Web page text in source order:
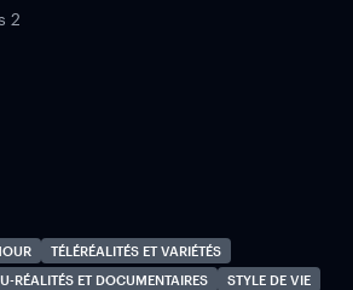
2
TÉLÉRÉALITÉS ET VARIÉTÉS
RÉALITÉS ET DOCUMENTAIRES
STYLE DE VIE